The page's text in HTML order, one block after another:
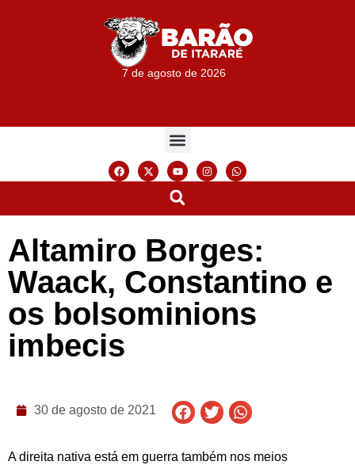
7 de agosto de 2026
Altamiro Borges:
Waack, Constantino e
os bolsominions
imbecis
30 de agosto de 2021
A direita nativa está em guerra também nos meios